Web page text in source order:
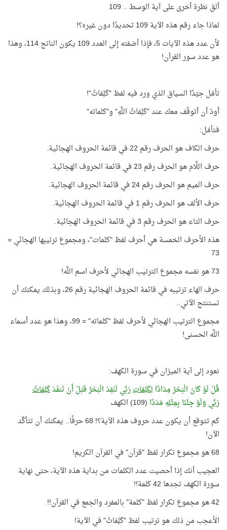
ألق نظرة أخرى على آية الوسط .. 109
لماذا جاء رقم هذه الآية 109 تحديدًا دون غيره؟!
لأن عدد هذه الآيات 5، فإذا أضفته إلى العدد 109 يكون الناتج 114، وهذا
هو عدد سور القرآن!
تأمّل جيّدًا السياق الذي ورد فيه لفظ "كَلِمَاتُ"!
أودّ أن أتوقّف معك عند "كَلِمَاتُ اللَّهِ" و"كلماته"
فتأمّل:
حرف الكاف هو الحرف رقم 22 في قائمة الحروف الهجائية.
حرف اللَّام هو الحرف رقم 23 في قائمة الحروف الهجائية.
حرف الميم هو الحرف رقم 24 في قائمة الحروف الهجائية.
حرف الألف هو الحرف رقم 1 في قائمة الحروف الهجائية.
حرف التاء هو الحرف رقم 3 في قائمة الحروف الهجائية.
هذه الأحرف الخمسة هي أحرف لفظ "كلمات"، ومجموع ترتيبها الهجائي =
73
73 هو نفسه مجموع الترتيب الهجائي لأحرف اسم اللَّه!
حرف الهاء ترتيبه في قائمة الحروف الهجائية رقم 26، وبذلك يمكنك أن
تستنتج الآتي..
مجموع الترتيب الهجائي لأحرف لفظ "كلماته" = 99، وهذا هو عدد أسماء
اللَّه الحسنى!
نعود إلى آية الميزان في سورة الكهف:
قُلْ لَوْ كَانَ الْبَحْرُ مِدَادًالِكَلِمَاتِرَبِّي لَنَفِدَ الْبَحْرُ قَبْلَ أَنْ تَنفَدَكَلِمَاتُ
رَبِّي وَلَوْ جِئْنَا بِمِثْلِهِ مَدَدًا (109) الكهف
كم تتوقع أن يكون عدد حروف هذه الآية؟! 68 حرفًا.. يمكنك أن تتأكَّد
الآن!
68 هو مجموع تكرار لفظ "قرآن" في القرآن الكريم!
العجيب أنك إذا أحصيت عدد الكلمات من بداية هذه الآية، حتى نهاية
سورة الكهف تجدها 42 كلمة!!
42 هو مجموع تكرار لفظ "كلمة" بالمفرد والجمع في القرآن!!
الأعجب من ذلك هو ترتيب لفظ "كَلِمَاتُ" في الآية!